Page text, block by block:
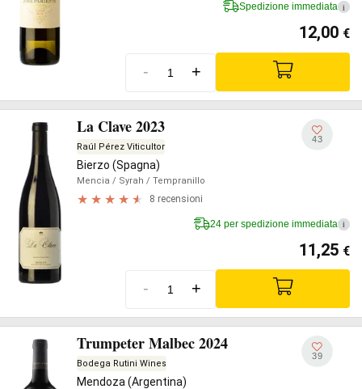
Spedizione immediata i
12,00 €
- +
La Clave 2023
Raúl Pérez Viticultor
Bierzo (Spagna)
Mencia / Syrah / Tempranillo
8 recensioni
43
24 per spedizione immediata i
11,25 €
- +
Trumpeter Malbec 2024
Bodega Rutini Wines
Mendoza (Argentina)
39